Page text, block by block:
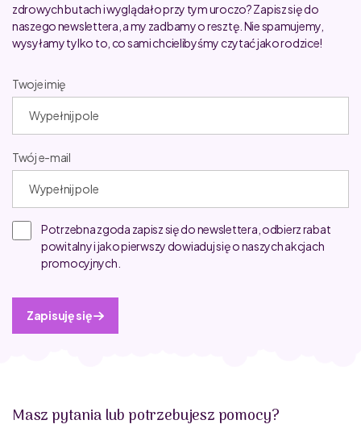
zdrowych butach i wyglądało przy tym uroczo? Zapisz się do
naszego newslettera, a my zadbamy o resztę. Nie spamujemy,
wysyłamy tylko to, co sami chcielibyśmy czytać jako rodzice!
Twoje imię
Twój e-mail
Potrzebna zgoda zapisz się do newslettera, odbierz rabat
powitalny i jako pierwszy dowiaduj się o naszych akcjach
promocyjnych.
Zapisuję się
Masz pytania lub potrzebujesz pomocy?